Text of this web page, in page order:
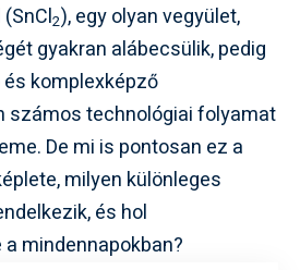
(SnCl2), egy olyan vegyület,
gyakran alábecsülik, pedig
komplexképző
számos technológiai folyamat
De mi is pontosan ez a
milyen különleges
és hol
mindennapokban?